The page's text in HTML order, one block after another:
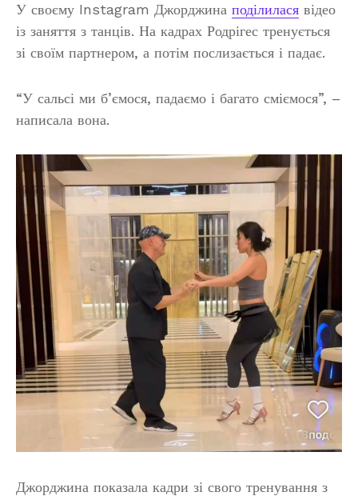
У своєму Instagram Джорджина поділилася відео
із заняття з танців. На кадрах Родрігес тренується
зі своїм партнером, а потім послизається і падає.
“У сальсі ми б’ємося, падаємо і багато сміємося”, –
написала вона.
Джорджина показала кадри зі свого тренування з